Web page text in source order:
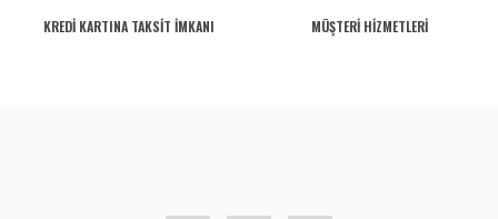
KREDİ KARTINA TAKSİT İMKANI MÜŞTERİ HİZMETLERİ